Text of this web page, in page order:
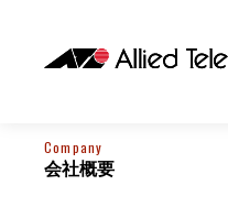
製品・サービス
ソリューション
セキュリティ
サポート
お客様事例
お知らせ・イベント
会社概要
採用情報
Company
会社概要